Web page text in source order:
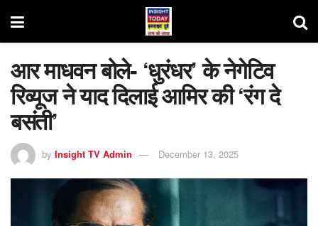
आर माधवन बोले- ‘धुरंधर’ के नेगेटिव
रिव्यूज ने याद दिलाई आमिर की ‘रंग दे
बसंती’
by Insight TV Admin December 13, 2025